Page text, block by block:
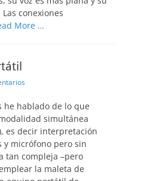
conexiones
More …
he hablado de lo que
simultánea
es decir interpretación
y micrófono pero sin
tan compleja –pero
la maleta de